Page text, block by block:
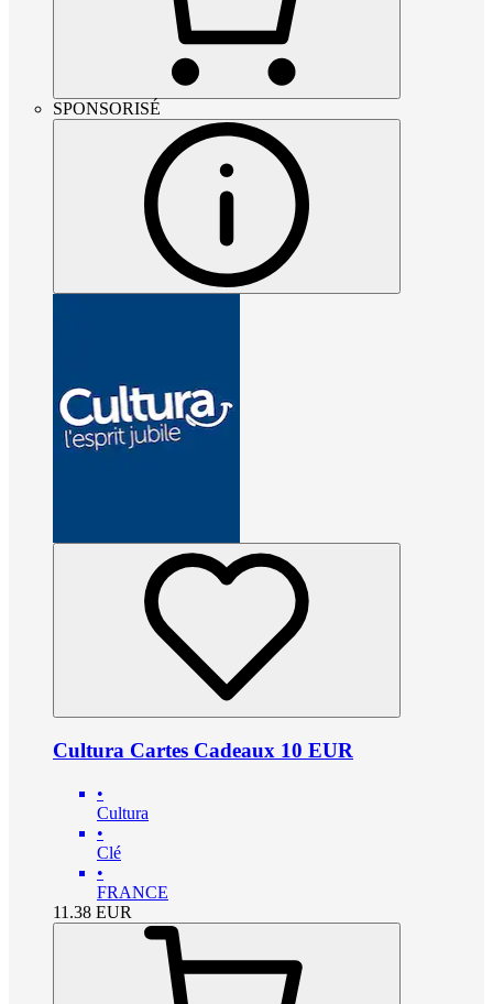
SPONSORISÉ
Cultura Cartes Cadeaux 10 EUR
•
Cultura
•
Clé
•
FRANCE
11.38 EUR